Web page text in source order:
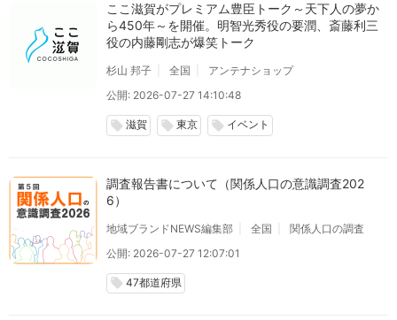
ここ滋賀がプレミアム豊臣トーク～天下人の夢か
ら450年～を開催。明智光秀役の要潤、斎藤利三
役の内藤剛志が爆笑トーク
杉山 邦子 全国
アンテナショップ
公開: 2026-07-27 14:10:48
local_offer 滋賀 local_offer 東京 local_offer イベント
調査報告書について（関係人口の意識調査202
6）
地域ブランドNEWS編集部 全国
関係人口の調査
公開: 2026-07-27 12:07:01
local_offer 47都道府県